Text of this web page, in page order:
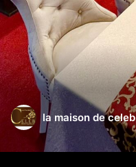
la maison de celeb